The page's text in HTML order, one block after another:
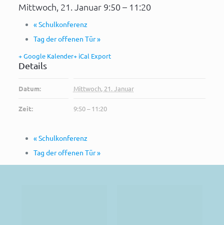
Mittwoch, 21. Januar 9:50 – 11:20
«Schulkonferenz
Tag der offenen Tür»
+ Google Kalender+ iCal Export
Details
Datum: Mittwoch, 21. Januar
Zeit: 9:50 – 11:20
«Schulkonferenz
Tag der offenen Tür»